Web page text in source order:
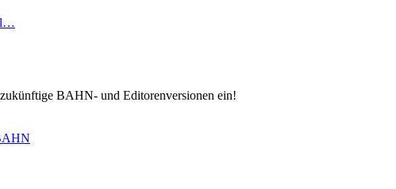
BAHN- und Editorenversionen ein!